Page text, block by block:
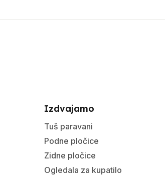
Izdvajamo
Tuš paravani
Podne pločice
Zidne pločice
Ogledala za kupatilo